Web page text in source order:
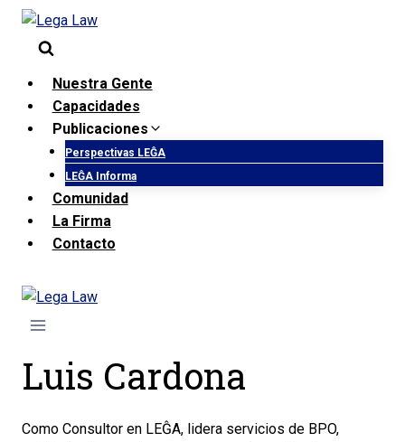
Saltar
contenido
Nuestra Gente
Capacidades
Publicaciones
Perspectivas LEĜA
LEĜA Informa
Comunidad
La Firma
Contacto
Luis Cardona
Como Consultor en LEĜA, lidera servicios de BPO,